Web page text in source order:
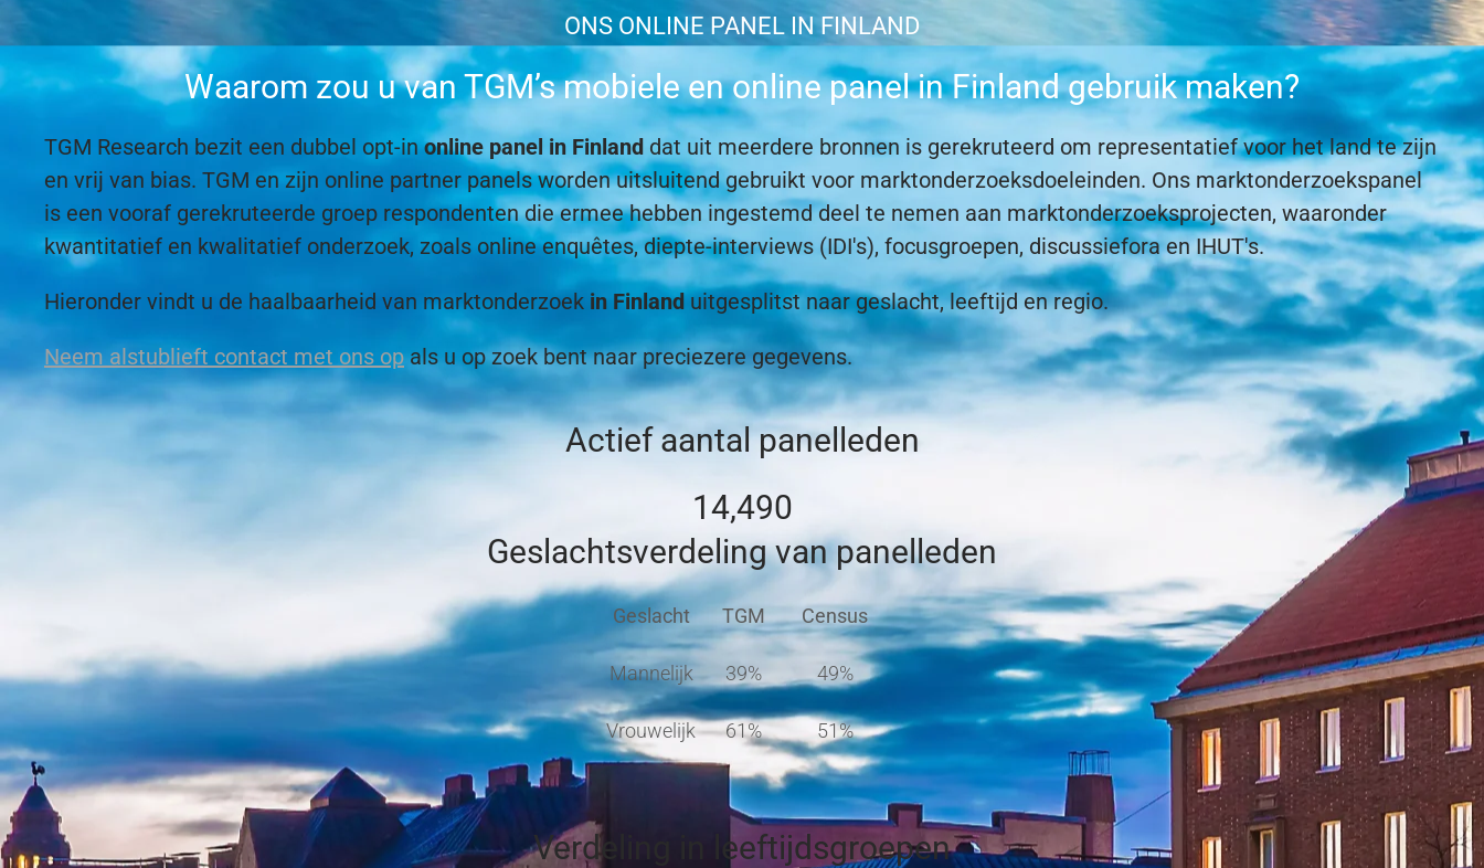
ONS ONLINE PANEL IN FINLAND
Waarom zou u van TGM’s mobiele en online panel in Finland gebruik maken?
TGM Research bezit een dubbel opt-inonline panel in Finland dat uit meerdere bronnen is gerekruteerd om representatief voor het land te zijn
en vrij van bias. TGM en zijn online partner panels worden uitsluitend gebruikt voor marktonderzoeksdoeleinden. Ons marktonderzoekspanel
is een vooraf gerekruteerde groep respondenten die ermee hebben ingestemd deel te nemen aan marktonderzoeksprojecten, waaronder
kwantitatief en kwalitatief onderzoek, zoals online enquêtes, diepte-interviews (IDI's), focusgroepen, discussiefora en IHUT's.
Hieronder vindt u de haalbaarheid van marktonderzoek in Finlanduitgesplitst naar geslacht, leeftijd en regio.
Neem alstublieft contact met ons opals u op zoek bent naar preciezere gegevens.
Actief aantal panelleden
14,490
Geslachtsverdeling van panelleden
Geslacht TGM Census
Mannelijk 39% 49%
Vrouwelijk 61% 51%
Verdeling in leeftijdsgroepen